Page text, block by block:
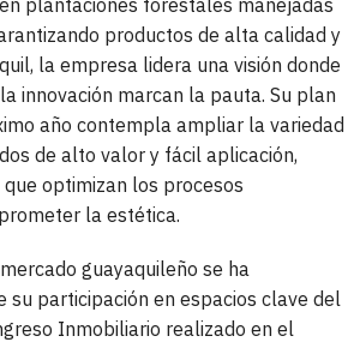
productos de alta calidad y
la empresa lidera una visión donde
innovación marcan la pauta. Su plan
año contempla ampliar la variedad
de alto valor y fácil aplicación,
optimizan los procesos
la estética.
guayaquileño se ha
su participación en espacios clave del
Inmobiliario realizado en el